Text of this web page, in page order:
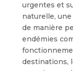
urgentes et
naturelle,
de manière
endémies
destinations,